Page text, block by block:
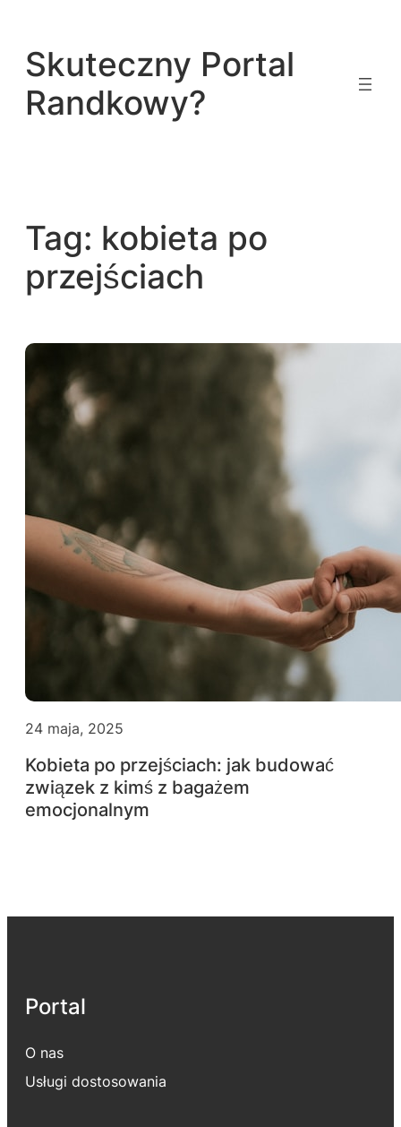
treści
Skuteczny Portal
Randkowy?
Tag: kobieta po
przejściach
24 maja, 2025
Kobieta po przejściach: jak budować
związek z kimś z bagażem
emocjonalnym
Portal
O nas
Usługi dostosowania